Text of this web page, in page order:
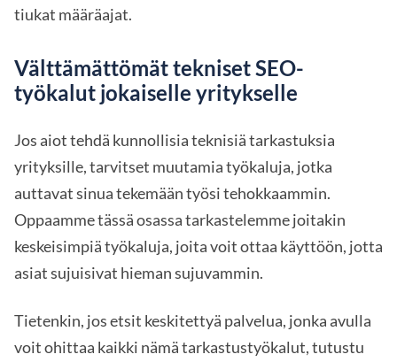
tiukat määräajat.
Välttämättömät tekniset SEO-
työkalut jokaiselle yritykselle
Jos aiot tehdä kunnollisia teknisiä tarkastuksia
yrityksille, tarvitset muutamia työkaluja, jotka
auttavat sinua tekemään työsi tehokkaammin.
Oppaamme tässä osassa tarkastelemme joitakin
keskeisimpiä työkaluja, joita voit ottaa käyttöön, jotta
asiat sujuisivat hieman sujuvammin.
Tietenkin, jos etsit keskitettyä palvelua, jonka avulla
voit ohittaa kaikki nämä tarkastustyökalut, tutustu